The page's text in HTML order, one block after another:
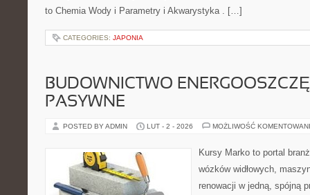
to Chemia Wody i Parametry i Akwarystyka . […]
CATEGORIES: JAPONIA
BUDOWNICTWO
PASYWNE
POSTED BY ADMIN LUT - 2 - 2026 MOŻLIWOŚĆ
Kursy Marko to portal
wózków widłowych,
renowacji w jedną, spójną